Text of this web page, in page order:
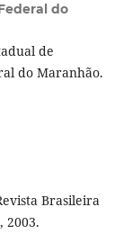
do
de
do Maranhão.
Brasileira
2003.